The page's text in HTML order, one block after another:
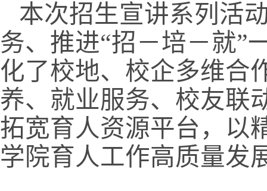
本次招生宣讲系列活
务、推进“招－培－就”
化了校地、校企多维合
养、就业服务、校友联
拓宽育人资源平台，以
学院育人工作高质量发